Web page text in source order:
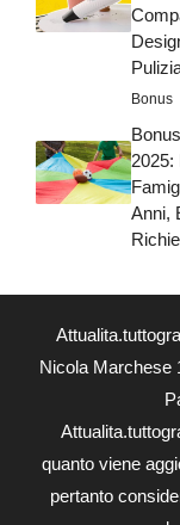
Bonus
2025:
Anni,
Nicola Marchese
quanto viene
pertanto